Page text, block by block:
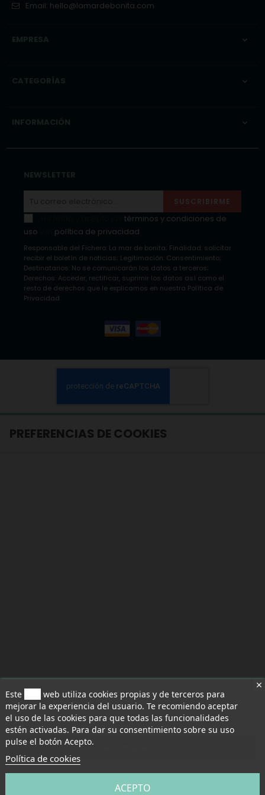
Email: hello@lamardebonita.com
EMPRESA 
CATEGORÍAS 
INFORMACIÓN 
NEWSLETTER
SUSCRIBIRME
términos y condiciones de
uso
política de privacidad
Responsable del Fichero: La mar de bonita; Finalidad: solicitar
recibir el boletín de noticias; Legitimación: Consentimiento;
Destinatarios: No se comunicarán los datos a terceros;
Derechos: Acceder, rectificar, suprimir los datos así como el
resto de derechos que le explicamos en nuestra Política de
Privacidad.
Este
web utiliza cookies propias y de terceros para
mejorar la experiencia del usuario. Te recomiendo aceptar
el uso de las cookies para que todas las funcionalidades
estén activadas. Para dar su consentimiento sobre su uso
pulse el botón Acepto.
Política de cookies
ACEPTO
PREFERENCIAS DE COOKIES
Rechazar todo
Aceptar selección
Aceptar todo